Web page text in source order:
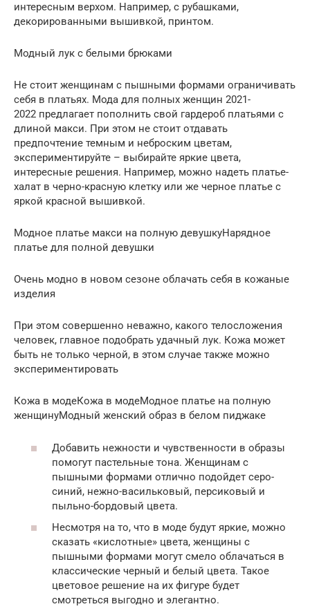
интересным верхом. Например, с рубашками,
декорированными вышивкой, принтом.
Модный лук с белыми брюками
Не стоит женщинам с пышными формами ограничивать
себя в платьях. Мода для полных женщин 2021-
2022 предлагает пополнить свой гардероб платьями с
длиной макси. При этом не стоит отдавать
предпочтение темным и неброским цветам,
экспериментируйте – выбирайте яркие цвета,
интересные решения. Например, можно надеть платье-
халат в черно-красную клетку или же черное платье с
яркой красной вышивкой.
Модное платье макси на полную девушкуНарядное
платье для полной девушки
Очень модно в новом сезоне облачать себя в кожаные
изделия
При этом совершенно неважно, какого телосложения
человек, главное подобрать удачный лук. Кожа может
быть не только черной, в этом случае также можно
экспериментировать
Кожа в модеКожа в модеМодное платье на полную
женщинуМодный женский образ в белом пиджаке
Добавить нежности и чувственности в образы
помогут пастельные тона. Женщинам с
пышными формами отлично подойдет серо-
синий, нежно-васильковый, персиковый и
пыльно-бордовый цвета.
Несмотря на то, что в моде будут яркие, можно
сказать «кислотные» цвета, женщины с
пышными формами могут смело облачаться в
классические черный и белый цвета. Такое
цветовое решение на их фигуре будет
смотреться выгодно и элегантно.